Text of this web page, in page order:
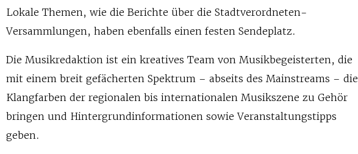
Lokale Themen, wie die Berichte über die Stadtverordneten-
Versammlungen, haben ebenfalls einen festen Sendeplatz.
Die Musikredaktion ist ein kreatives Team von Musikbegeisterten, die
mit einem breit gefächerten Spektrum – abseits des Mainstreams – die
Klangfarben der regionalen bis internationalen Musikszene zu Gehör
bringen und Hintergrundinformationen sowie Veranstaltungstipps
geben.